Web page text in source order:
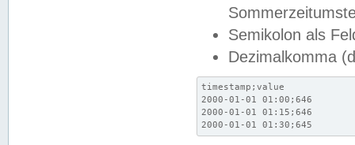
Semikolon als
Dezimalkomma
timestamp;value
2000-01-01 01:00;646
2000-01-01 01:15;646
2000-01-01 01:30;645